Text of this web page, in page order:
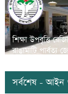
শিক্ষা উপবৃত্তি
রাঙামাটি পার্বত্য
সর্বশেষ - আইন